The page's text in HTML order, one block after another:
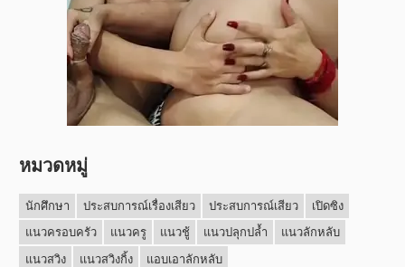
หมวดหมู่
นักศึกษา ประสบการณ์เรื่องเสียว ประสบการณ์เสียว
เปิดซิง
แนวครอบครัว
แนวครู แนวชู้ แนวปลุกปล้ำ
แนวลักหลับ
แนวสวิง
แนวสวิงกิ้ง แอบเอาลักหลับ